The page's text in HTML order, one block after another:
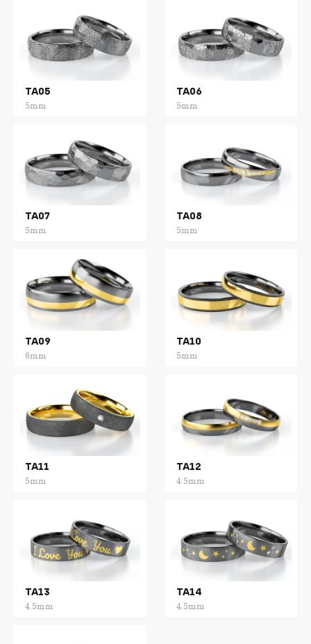
TA05
5mm
TA06
5mm
TA07
5mm
TA08
5mm
TA09
6mm
TA10
5mm
TA11
5mm
TA12
4.5mm
TA13
4.5mm
TA14
4.5mm